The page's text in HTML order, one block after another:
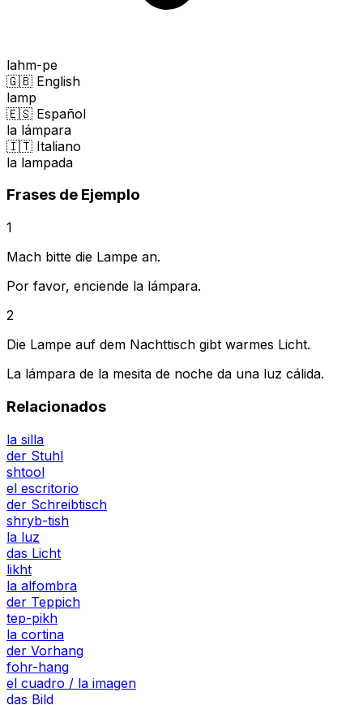
lahm-pe
🇬🇧 English
lamp
🇪🇸 Español
la lámpara
🇮🇹 Italiano
la lampada
Frases de Ejemplo
1
Mach bitte die Lampe an.
Por favor, enciende la lámpara.
2
Die Lampe auf dem Nachttisch gibt warmes Licht.
La lámpara de la mesita de noche da una luz cálida.
Relacionados
la silla
der Stuhl
shtool
el escritorio
der Schreibtisch
shryb-tish
la luz
das Licht
likht
la alfombra
der Teppich
tep-pikh
la cortina
der Vorhang
fohr-hang
el cuadro / la imagen
das Bild